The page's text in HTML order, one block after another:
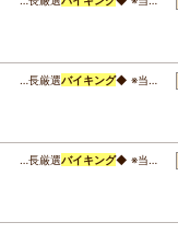
…長厳選バイキング◆ ※当…
…長厳選バイキング◆ ※当…